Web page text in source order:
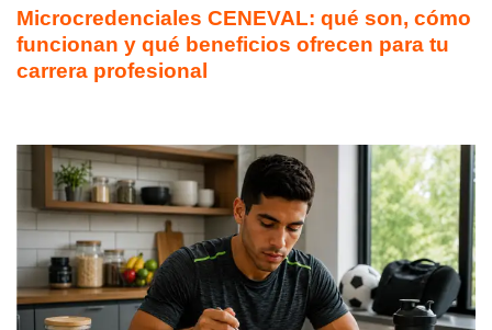
Microcredenciales CENEVAL: qué son, cómo
funcionan y qué beneficios ofrecen para tu
carrera profesional